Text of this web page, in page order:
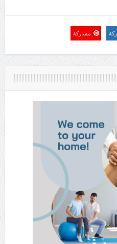
مشاركة